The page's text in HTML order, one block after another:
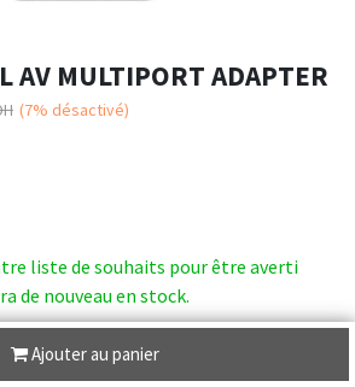
Ajouter au panier
AV MULTIPORT ADAPTER
(7% désactivé)
liste de souhaits pour être averti
de nouveau en stock.